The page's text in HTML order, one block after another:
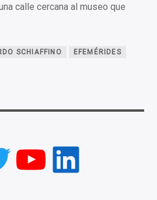
calle cercana al museo que
SCHIAFFINO EFEMÉRIDES
YouTube
LinkedIn